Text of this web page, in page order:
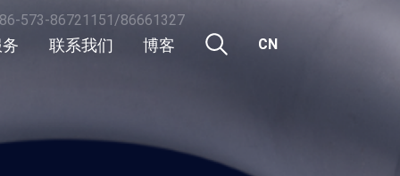
573-86721151/86661327
联系我们 博客
公司新闻
CN